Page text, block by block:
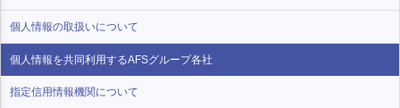
個人情報の取扱いについて
個人情報を共同利用するAFSグループ各社
指定信用情報機関について